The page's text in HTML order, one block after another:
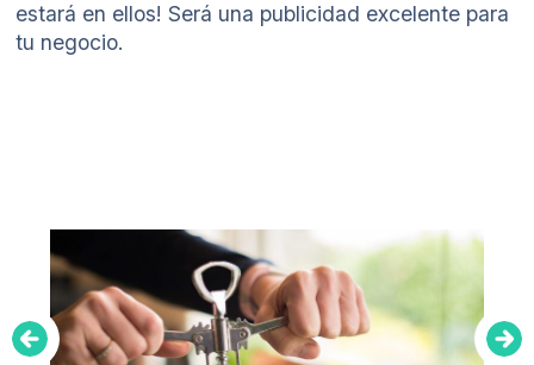
estará en ellos! Será una publicidad excelente para
tu negocio.